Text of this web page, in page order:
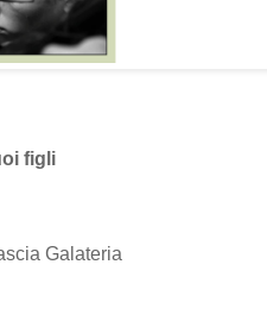
figli
Galateria